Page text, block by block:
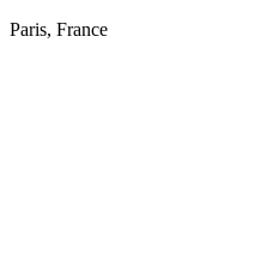
Paris, France